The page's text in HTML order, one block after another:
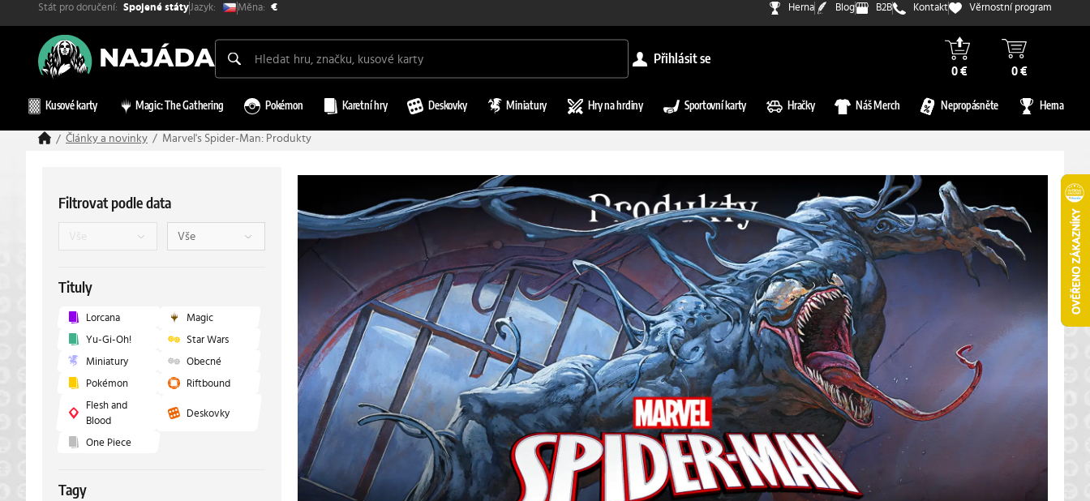
Stát pro doručení: Spojené státyJazyk: Měna: € Herna Blog B2B Kontakt Věrnostní program
přihlásit se
0 € 0 €
Kusové karty Magic: The Gathering Pokémon Karetní hry Deskovky Miniatury Hry na hrdiny Sportovní karty Hračky Náš Merch Nepropásněte Herna
Články a novinky Marvel's Spider-Man: Produkty
Filtrovat podle data
Tituly
Lorcana Magic
Yu-Gi-Oh! Star Wars
Miniatury Obecné
Pokémon Riftbound
Flesh and
Blood
Deskovky
One Piece
Tagy